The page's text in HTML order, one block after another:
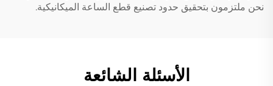
نحن ملتزمون بتحقيق حدود تصنيع قطع الساعة الميكانيكية.
الأسئلة الشائعة